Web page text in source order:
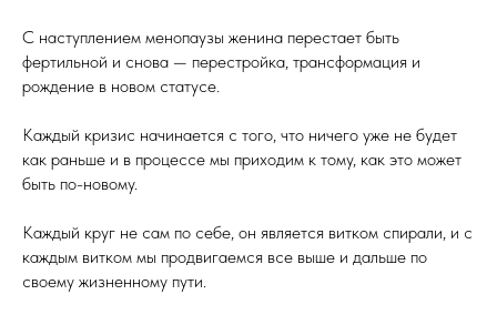
С наступлением менопаузы женина перестает быть
фертильной и снова — перестройка, трансформация и
рождение в новом статусе.
Каждый кризис начинается с того, что ничего уже не будет
как раньше и в процессе мы приходим к тому, как это может
быть по-новому.
Каждый круг не сам по себе, он является витком спирали, и с
каждым витком мы продвигаемся все выше и дальше по
своему жизненному пути.